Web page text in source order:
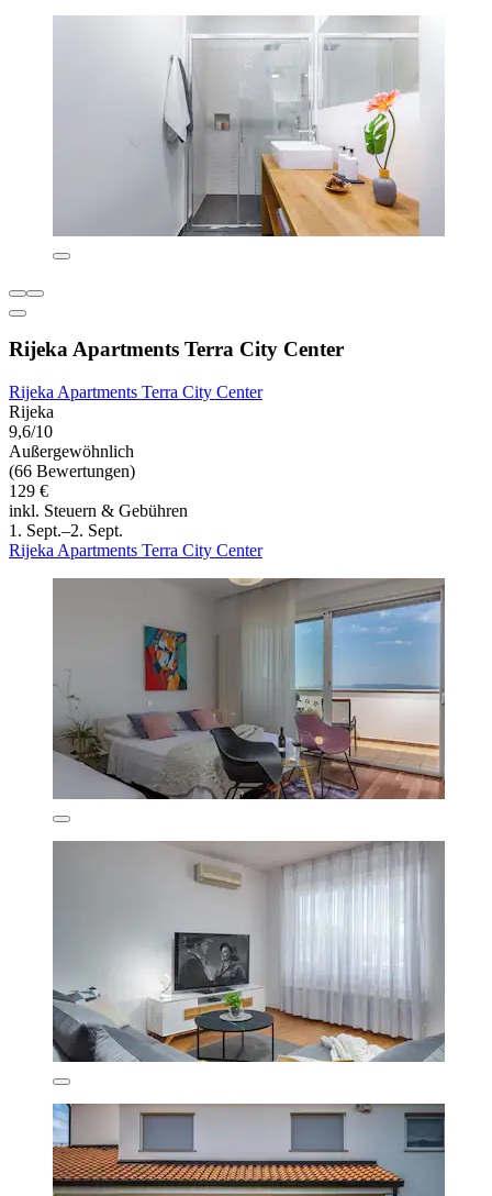
Rijeka Apartments Terra City Center
Rijeka Apartments Terra City Center
Rijeka
9,6/10
Außergewöhnlich
(66 Bewertungen)
129 €
inkl. Steuern & Gebühren
1. Sept.–2. Sept.
Rijeka Apartments Terra City Center